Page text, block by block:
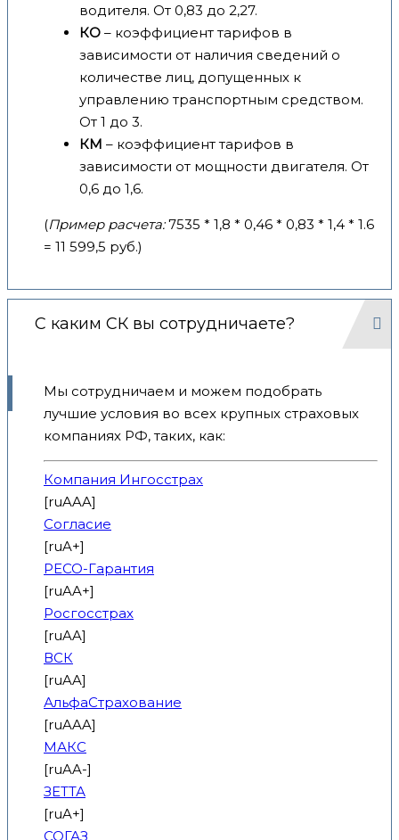
водителя. От 0,83 до 2,27.
КО – коэффициент тарифов в
зависимости от наличия сведений о
количестве лиц, допущенных к
управлению транспортным средством.
От 1 до 3.
КМ – коэффициент тарифов в
зависимости от мощности двигателя. От
0,6 до 1,6.
(Пример расчета:7535 * 1,8 * 0,46 * 0,83 * 1,4 * 1.6
= 11 599,5 руб.)
С каким СК вы сотрудничаете?
Мы сотрудничаем и можем подобрать
лучшие условия во всех крупных страховых
компаниях РФ, таких, как:
Компания Ингосстрах
[ruAAA]
Согласие
[ruA+]
РЕСО-Гарантия
[ruAA+]
Росгосстрах
[ruAA]
ВСК
[ruAA]
АльфаСтрахование
[ruAAA]
МАКС
[ruAA-]
ЗЕТТА
[ruA+]
СОГАЗ